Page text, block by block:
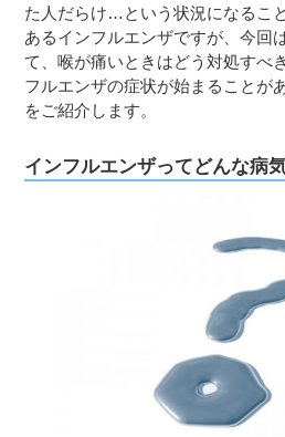
妊娠後期
出産
子育て・育児
１歳児
た人だらけ…という状況になるこ
あるインフルエンザですが、今回
て、喉が痛いときはどう対処すべ
フルエンザの症状が始まることが
をご紹介します。
インフルエンザってどんな病